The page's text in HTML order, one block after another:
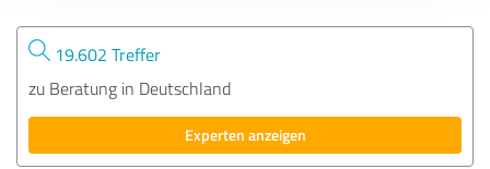
19.602 Treffer
zu Beratung in Deutschland
Experten anzeigen